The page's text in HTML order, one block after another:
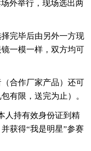
外举行，现场选出两
完毕后由另外一方现
一模一样，双方均可
合作厂家产品）还可
有限，送完为止）。
人持有效身份证到精
获得“我是明星”参赛